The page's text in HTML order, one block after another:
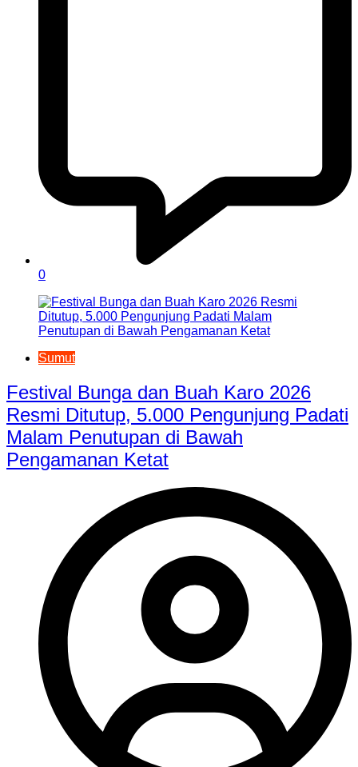
0
Sumut
Festival Bunga dan Buah Karo 2026
Resmi Ditutup, 5.000 Pengunjung Padati
Malam Penutupan di Bawah
Pengamanan Ketat